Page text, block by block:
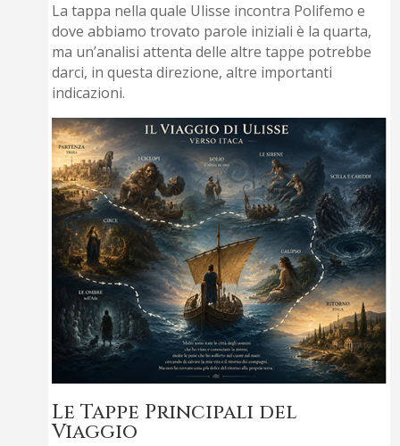
La tappa nella quale Ulisse incontra Polifemo e
dove abbiamo trovato parole iniziali è la quarta,
ma un’analisi attenta delle altre tappe potrebbe
darci, in questa direzione, altre importanti
indicazioni.
Le Tappe Principali del
Viaggio